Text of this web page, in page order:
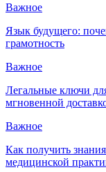
Важное
Язык будущего:
грамотность
Важное
Легальные ключи
мгновенной
Важное
Как получить
медицинской